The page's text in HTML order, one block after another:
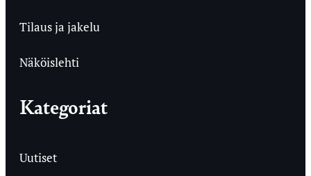
Tilaus ja jakelu
Näköislehti
Kategoriat
Uutiset